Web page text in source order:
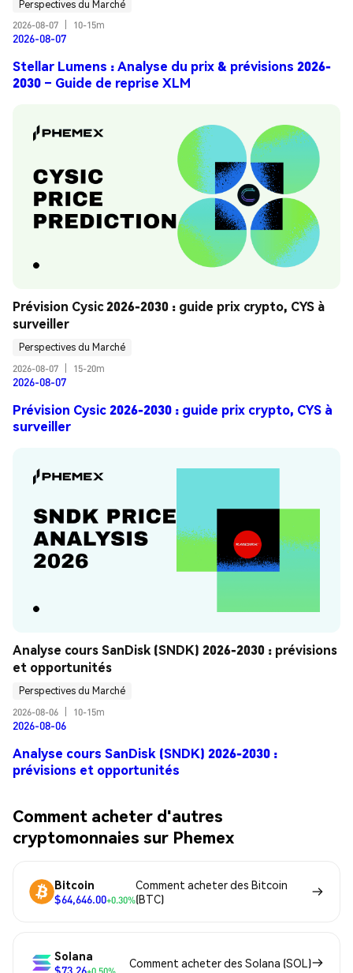
Perspectives du Marché
2026-08-07
10-15m
2026-08-07
Stellar Lumens : Analyse du prix & prévisions 2026-
2030 – Guide de reprise XLM
Prévision Cysic 2026-2030 : guide prix crypto, CYS à
surveiller
Perspectives du Marché
2026-08-07
15-20m
2026-08-07
Prévision Cysic 2026-2030 : guide prix crypto, CYS à
surveiller
Analyse cours SanDisk (SNDK) 2026-2030 : prévisions
et opportunités
Perspectives du Marché
2026-08-06
10-15m
2026-08-06
Analyse cours SanDisk (SNDK) 2026-2030 :
prévisions et opportunités
Comment acheter d'autres
cryptomonnaies sur Phemex
Bitcoin
$64,646.00+0.30%
Comment acheter des Bitcoin
(BTC)
Solana
$73.26
Comment acheter des Solana (SOL)